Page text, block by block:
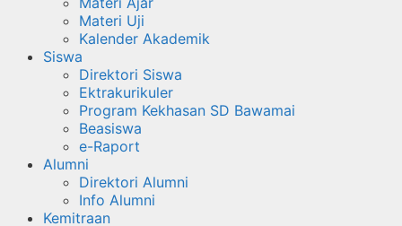
Materi Uji
Kalender Akademik
Siswa
Direktori Siswa
Ektrakurikuler
Program Kekhasan SD Bawamai
Beasiswa
e-Raport
Alumni
Direktori Alumni
Info Alumni
Kemitraan